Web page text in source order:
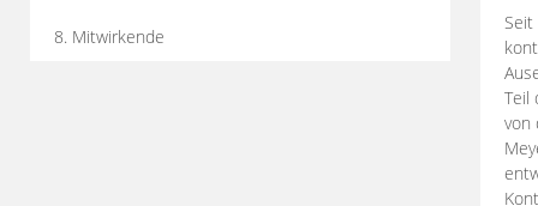
8. Mitwirkende
Teil
von